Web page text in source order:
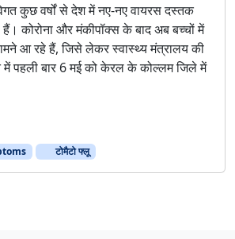
कुछ वर्षों से देश में नए-नए वायरस दस्तक
हैं। कोरोना और मंकीपॉक्स के बाद अब बच्चों में
आ रहे हैं, जिसे लेकर स्वास्थ्य मंत्रालय की
में पहली बार 6 मई को केरल के कोल्लम जिले में
टोमैटो फ्लू